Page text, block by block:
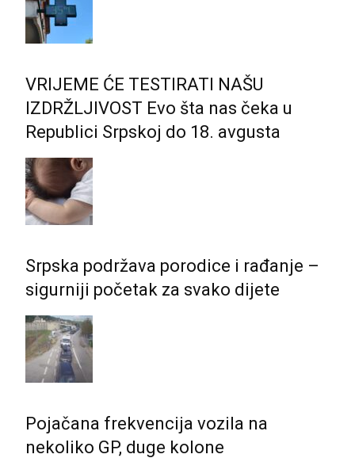
VRIJEME ĆE TESTIRATI NAŠU
IZDRŽLJIVOST Evo šta nas čeka u
Republici Srpskoj do 18. avgusta
Srpska podržava porodice i rađanje –
sigurniji početak za svako dijete
Pojačana frekvencija vozila na
nekoliko GP, duge kolone